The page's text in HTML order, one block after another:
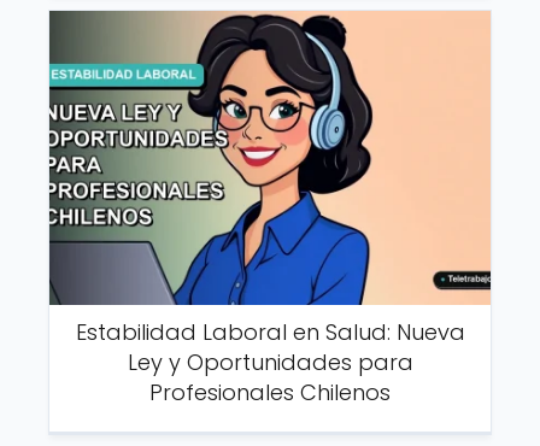
Estabilidad Laboral en Salud: Nueva
Ley y Oportunidades para
Profesionales Chilenos